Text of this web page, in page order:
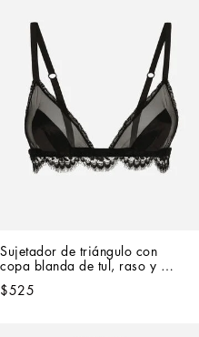
Sujetador de triángulo con
copa blanda de tul, raso y
$525